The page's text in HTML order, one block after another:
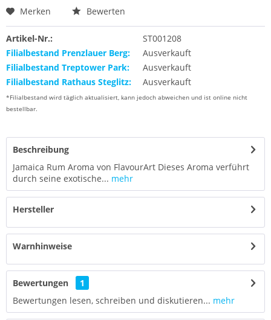
Merken Bewerten
Artikel-Nr.:
ST001208
Filialbestand Prenzlauer Berg:
Ausverkauft
Filialbestand Treptower Park:
Ausverkauft
Filialbestand Rathaus Steglitz:
Ausverkauft
*Filialbestand wird täglich aktualisiert, kann jedoch abweichen und ist online nicht
bestellbar.
Beschreibung
Jamaica Rum Aroma von FlavourArt Dieses Aroma verführt
durch seine exotische... mehr
Hersteller
Warnhinweise
Bewertungen
1
Bewertungen lesen, schreiben und diskutieren... mehr